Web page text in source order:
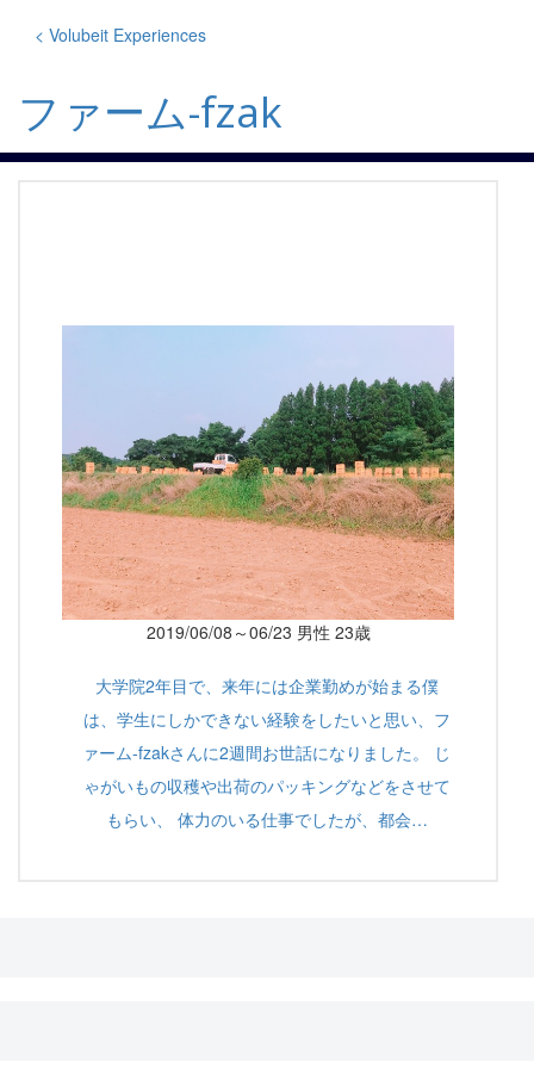
< Volubeit Experiences
ファーム-fzak
2019/06/08～06/23 男性 23歳
大学院2年目で、来年には企業勤めが始まる僕
は、学生にしかできない経験をしたいと思い、フ
ァーム-fzakさんに2週間お世話になりました。 じ
ゃがいもの収穫や出荷のパッキングなどをさせて
もらい、 体力のいる仕事でしたが、都会…